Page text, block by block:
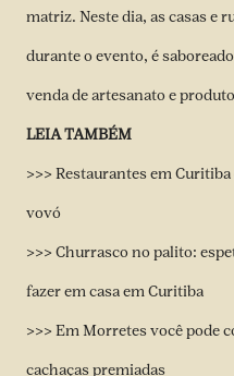
matriz. Neste dia, as casas e
durante o evento, é
venda de artesanato e
LEIA TAMBÉM
>>> Restaurantes em
vovó
>>> Churrasco no palito:
fazer em casa em Curitiba
>>> Em Morretes você pode
cachaças premiadas